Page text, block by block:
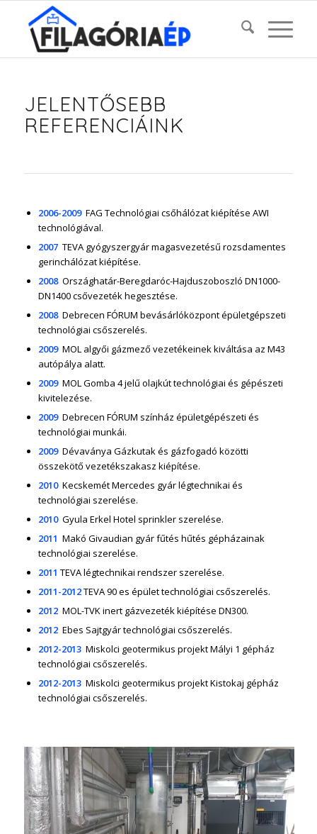
JELENTŐSEBB
REFERENCIÁINK
2006-2009FAG Technológiai csőhálózat kiépítése AWI
technológiával.
2007TEVA gyógyszergyár magasvezetésű rozsdamentes
gerinchálózat kiépítése.
2008Országhatár-Beregdaróc-Hajduszoboszló DN1000-
DN1400 csővezeték hegesztése.
2008 Debrecen FÓRUM bevásárlóközpont épületgépszeti
technológiai csőszerelés.
2009MOL algyői gázmező vezetékeinek kiváltása az M43
autópálya alatt.
2009MOL Gomba 4 jelű olajkút technológiai és gépészeti
kivitelezése.
2009Debrecen FÓRUM színház épületgépészeti és
technológiai munkái.
2009Dévaványa Gázkutak és gázfogadó közötti
összekötő vezetékszakasz kiépítése.
2010Kecskemét Mercedes gyár légtechnikai és
technológiai szerelése.
2010Gyula Erkel Hotel sprinkler szerelése.
2011 Makó Givaudian gyár fűtés hűtés gépházainak
technológiai szerelése.
2011 TEVA légtechnikai rendszer szerelése.
2011-2012TEVA 90 es épület technológiai csőszerelés.
2012MOL-TVK inert gázvezeték kiépítése DN300.
2012Ebes Sajtgyár technológiai csőszerelés.
2012-2013Miskolci geotermikus projekt Mályi 1 gépház
technológiai csőszerelés.
2012-2013Miskolci geotermikus projekt Kistokaj gépház
technológiai csőszerelés.